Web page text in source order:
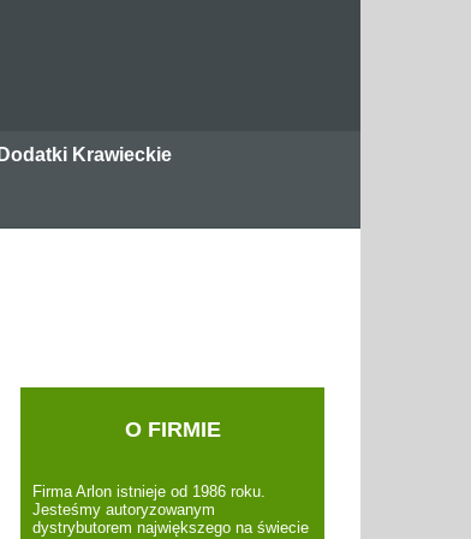
Dodatki Krawieckie
O FIRMIE
Firma Arlon istnieje od 1986 roku.
Jesteśmy autoryzowanym
dystrybutorem największego na świecie